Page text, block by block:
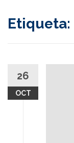
Etiqueta:
26
OCT